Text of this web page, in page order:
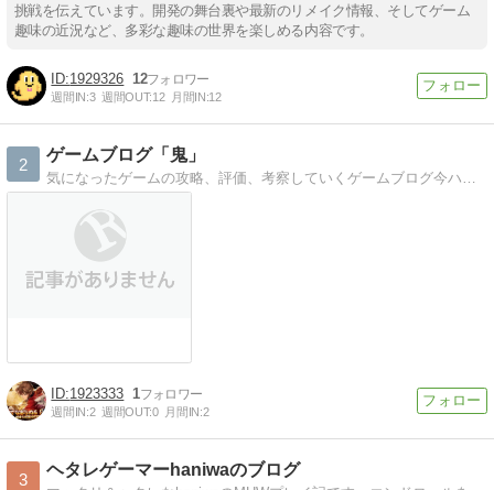
挑戦を伝えています。開発の舞台裏や最新のリメイク情報、そしてゲーム
趣味の近況など、多彩な趣味の世界を楽しめる内容です。
1929326 12
週間IN:3 週間OUT:12 月間IN:12
2
ゲームブログ「鬼」
1923333 1
週間IN:2 週間OUT:0 月間IN:2
3
ヘタレゲーマーhaniwaのブログ